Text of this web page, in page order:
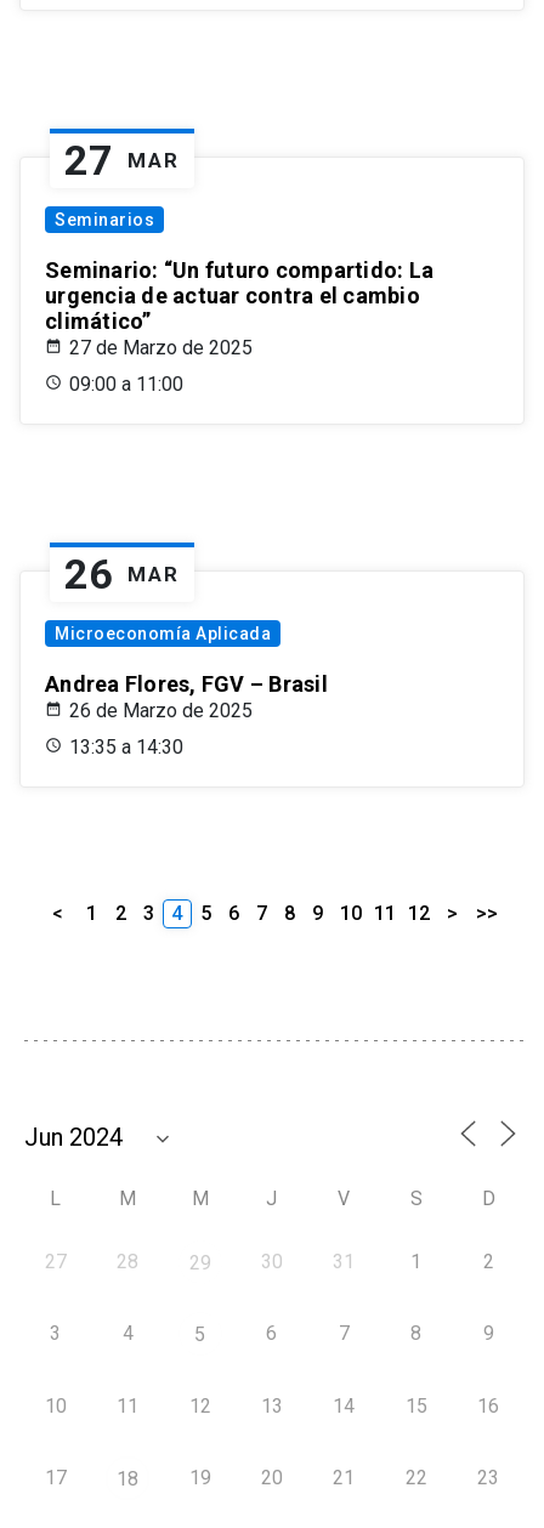
27 MAR
Seminarios
Seminario: “Un futuro compartido: La
urgencia de actuar contra el cambio
climático”
27 de Marzo de 2025
09:00 a 11:00
26 MAR
Microeconomía Aplicada
Andrea Flores, FGV – Brasil
26 de Marzo de 2025
13:35 a 14:30
< 1 2 3 4 5 6 7 8 9 10 11 12 > >>
L M M J V S D
27 28 29 30 31 1 2
3 4 5 6 7 8 9
10 11 12 13 14 15 16
17 18 19 20 21 22 23